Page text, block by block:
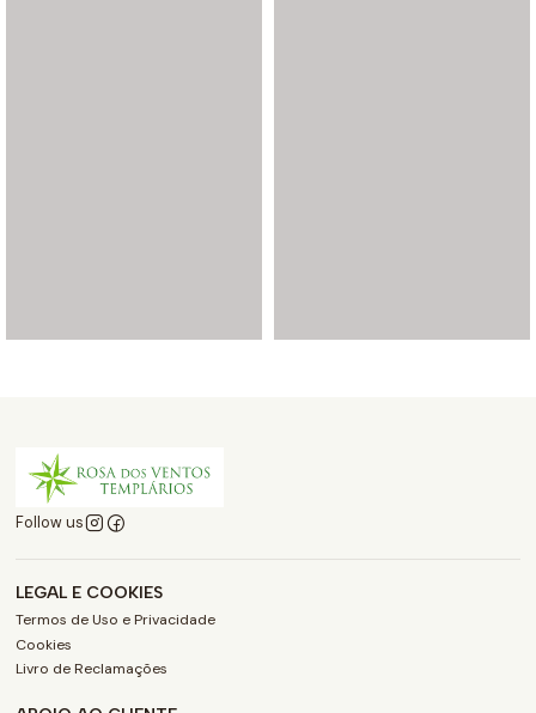
Follow us
LEGAL E COOKIES
Termos de Uso e Privacidade
Cookies
Livro de Reclamações